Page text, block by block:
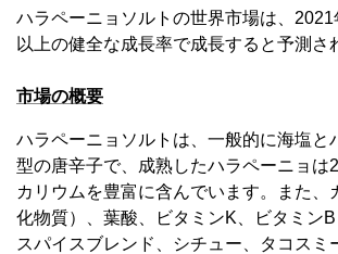
ハラペーニョソルトの世界市場は、
以上の健全な成長率で成長すると予測さ
市場の概要
ハラペーニョソルトは、一般的に海塩
型の唐辛子で、成熟したハラペーニョは
カリウムを豊富に含んでいます。また
化物質）、葉酸、ビタミンK、ビタミン
スパイスブレンド、シチュー、タコス